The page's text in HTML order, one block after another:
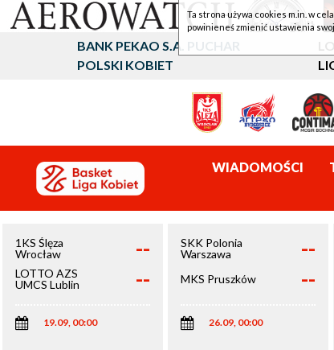
BANK PEKAO S.A. PUCHAR
POLSKI KOBIET
WIADOMOŚCI
1KS Ślęza
Wrocław
--
LOTTO AZS
UMCS Lublin
--
19.09, 00:00
SKK Polonia
Warszawa
--
MKS Pruszków --
26.09, 00:00
Ta strona używa cookies m.in. w
powinieneś zmienić ustawienia